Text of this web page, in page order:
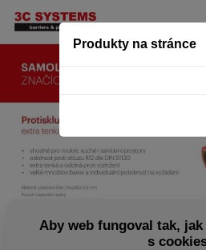
Produkty na stránce
Aby web fungoval tak,
s